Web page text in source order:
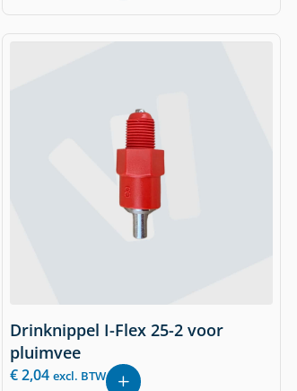
Drinknippel I-Flex 25-2 voor
pluimvee
€2,04 excl. BTW